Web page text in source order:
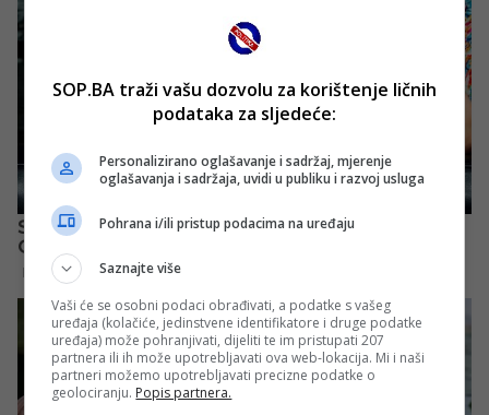
SOP.BA traži vašu dozvolu za korištenje ličnih
podataka za sljedeće:
Personalizirano oglašavanje i sadržaj, mjerenje
oglašavanja i sadržaja, uvidi u publiku i razvoj usluga
Pohrana i/ili pristup podacima na uređaju
Saznajte više
Vaši će se osobni podaci obrađivati, a podatke s vašeg
uređaja (kolačiće, jedinstvene identifikatore i druge podatke
uređaja) može pohranjivati, dijeliti te im pristupati 207
partnera ili ih može upotrebljavati ova web-lokacija. Mi i naši
partneri možemo upotrebljavati precizne podatke o
geolociranju. Popis partnera.